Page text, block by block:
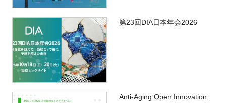
第23回DIA日本年会2026
Anti-Aging Open Innovation